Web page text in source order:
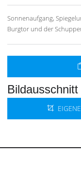
Sonnenaufgang,
Burgtor und der